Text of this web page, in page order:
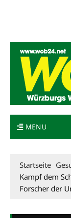
MENU
Startseite
Kampf dem
Forscher der